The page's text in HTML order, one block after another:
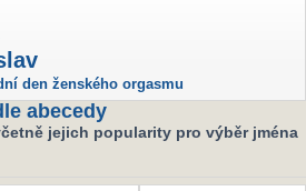
den ženského orgasmu
abecedy
jejich popularity pro výběr jména